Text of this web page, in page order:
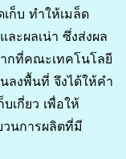
ก็บ ทำให้เมล็ด
ะผลเน่า ซึ่งส่งผล
กที่คณะเทคโนโลยี
ลงพื้นที่ จึงได้ให้คำ
เกี่ยว เพื่อให้
วนการผลิตที่มี